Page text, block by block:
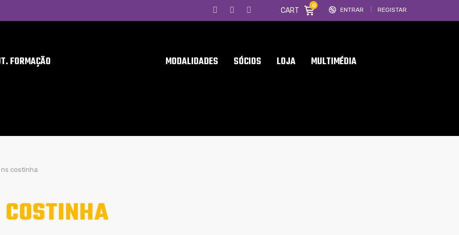
ENTRAR REGISTAR
CART
0
FORMAÇÃO MODALIDADES SÓCIOS LOJA MULTIMÉDIA
ns costinha